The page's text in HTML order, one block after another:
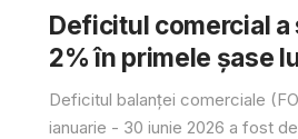
Deficitul comercial a
2% în primele șase
Deficitul balanței comerciale
ianuarie - 30 iunie 2026 a fost